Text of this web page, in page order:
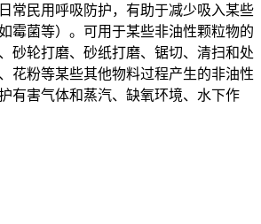
常民用呼吸防护，有助于减少吸入某些
霉菌等）。可用于某些非油性颗粒物的
砂轮打磨、砂纸打磨、锯切、清扫和处
花粉等某些其他物料过程产生的非油性
有害气体和蒸汽、缺氧环境、水下作